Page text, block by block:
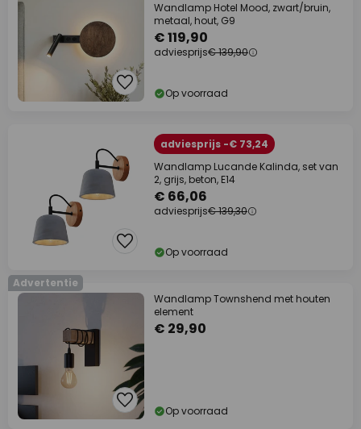
Wandlamp Hotel Mood, zwart/bruin,
metaal, hout, G9
€ 119,90
adviesprijs€ 139,90
Op voorraad
adviesprijs -€ 73,24
Wandlamp Lucande Kalinda, set van
2, grijs, beton, E14
€ 66,06
adviesprijs€ 139,30
Op voorraad
Advertentie
Wandlamp Townshend met houten
element
€ 29,90
Op voorraad